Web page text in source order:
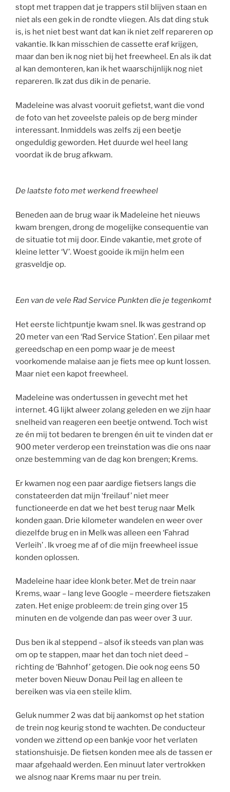
stopt met trappen dat je trappers stil blijven staan en
niet als een gek in de rondte vliegen. Als dat ding stuk
is, is het niet best want dat kan ik niet zelf repareren op
vakantie. Ik kan misschien de cassette eraf krijgen,
maar dan ben ik nog niet bij het freewheel. En als ik dat
al kan demonteren, kan ik het waarschijnlijk nog niet
repareren. Ik zat dus dik in de penarie.
Madeleine was alvast vooruit gefietst, want die vond
de foto van het zoveelste paleis op de berg minder
interessant. Inmiddels was zelfs zij een beetje
ongeduldig geworden. Het duurde wel heel lang
voordat ik de brug afkwam.
De laatste foto met werkend freewheel
Beneden aan de brug waar ik Madeleine het nieuws
kwam brengen, drong de mogelijke consequentie van
de situatie tot mij door. Einde vakantie, met grote of
kleine letter ‘V’. Woest gooide ik mijn helm een
grasveldje op.
Een van de vele Rad Service Punkten die je tegenkomt
Het eerste lichtpuntje kwam snel. Ik was gestrand op
20 meter van een ‘Rad Service Station’. Een pilaar met
gereedschap en een pomp waar je de meest
voorkomende malaise aan je fiets mee op kunt lossen.
Maar niet een kapot freewheel.
Madeleine was ondertussen in gevecht met het
internet. 4G lijkt alweer zolang geleden en we zijn haar
snelheid van reageren een beetje ontwend. Toch wist
ze én mij tot bedaren te brengen én uit te vinden dat er
900 meter verderop een treinstation was die ons naar
onze bestemming van de dag kon brengen; Krems.
Er kwamen nog een paar aardige fietsers langs die
constateerden dat mijn ‘freilauf’ niet meer
functioneerde en dat we het best terug naar Melk
konden gaan. Drie kilometer wandelen en weer over
diezelfde brug en in Melk was alleen een ‘Fahrad
Verleih’ . Ik vroeg me af of die mijn freewheel issue
konden oplossen.
Madeleine haar idee klonk beter. Met de trein naar
Krems, waar – lang leve Google – meerdere fietszaken
zaten. Het enige probleem: de trein ging over 15
minuten en de volgende dan pas weer over 3 uur.
Dus ben ik al steppend – alsof ik steeds van plan was
om op te stappen, maar het dan toch niet deed –
richting de ‘Bahnhof’ getogen. Die ook nog eens 50
meter boven Nieuw Donau Peil lag en alleen te
bereiken was via een steile klim.
Geluk nummer 2 was dat bij aankomst op het station
de trein nog keurig stond te wachten. De conducteur
vonden we zittend op een bankje voor het verlaten
stationshuisje. De fietsen konden mee als de tassen er
maar afgehaald werden. Een minuut later vertrokken
we alsnog naar Krems maar nu per trein.